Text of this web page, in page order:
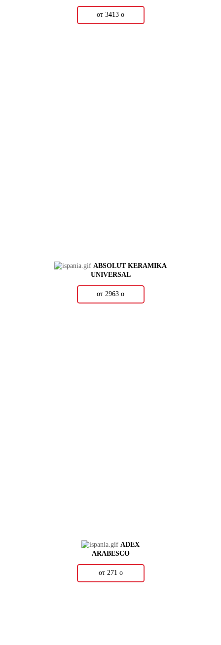
от 3413 о
ABSOLUT KERAMIKA
UNIVERSAL
от 2963 о
ADEX
ARABESCO
от 271 о